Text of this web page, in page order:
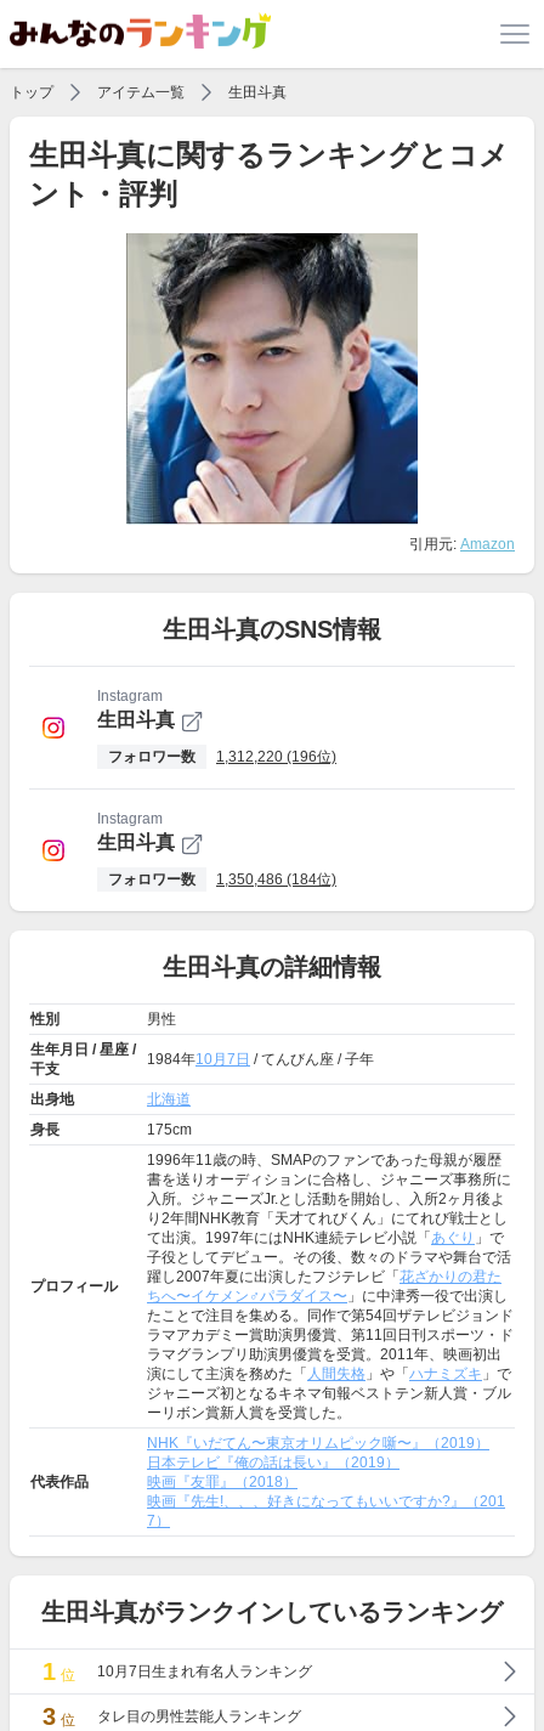
トップ アイテム一覧 生田斗真
生田斗真に関するランキングとコメ
ント・評判
引用元: Amazon
生田斗真のSNS情報
Instagram
生田斗真
フォロワー数 1,312,220 (196位)
Instagram
生田斗真
フォロワー数 1,350,486 (184位)
生田斗真の詳細情報
性別
男性
生年月日 / 星座 /
干支
1984年10月7日 / てんびん座 / 子年
出身地
北海道
身長
175cm
プロフィール
1996年11歳の時、SMAPのファンであった母親が履歴
書を送りオーディションに合格し、ジャニーズ事務所に
入所。ジャニーズJr.とし活動を開始し、入所2ヶ月後よ
り2年間NHK教育「天才てれびくん」にてれび戦士とし
て出演。1997年にはNHK連続テレビ小説「 あぐり 」で
子役としてデビュー。その後、数々のドラマや舞台で活
躍し2007年夏に出演したフジテレビ「 花ざかりの君た
ちへ〜イケメン♂パラダイス〜 」に中津秀一役で出演し
たことで注目を集める。同作で第54回ザテレビジョンド
ラマアカデミー賞助演男優賞、第11回日刊スポーツ・ド
ラマグランプリ助演男優賞を受賞。2011年、映画初出
演にして主演を務めた「 人間失格 」や「 ハナミズキ 」で
ジャニーズ初となるキネマ旬報ベストテン新人賞・ブル
ーリボン賞新人賞を受賞した。
代表作品
NHK『いだてん〜東京オリムピック噺〜』（2019）
日本テレビ『俺の話は長い』（2019）
映画『友罪』（2018）
映画『先生!、、、好きになってもいいですか?』（201
7）
生田斗真がランクインしているランキング
1 位 10月7日生まれ有名人ランキング
3 位 タレ目の男性芸能人ランキング